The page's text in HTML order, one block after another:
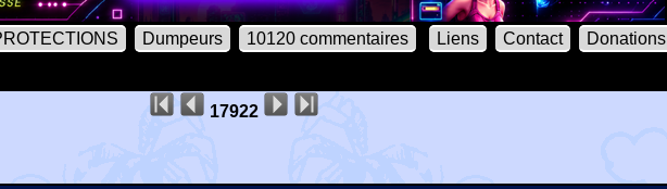
Dumpeurs 10120 commentaires Liens Contact Donations
17922